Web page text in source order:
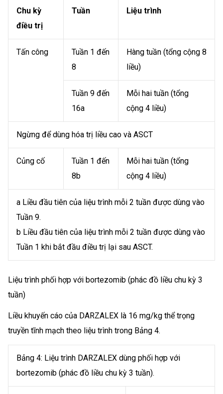
Chu kỳ
điều trị
Tuần Liệu trình
Tấn công
Tuần 1 đến
8
Hàng tuần (tổng cộng 8
liều)
Tuần 9 đến
16a
Mỗi hai tuần (tổng
cộng 4 liều)
Ngừng để dùng hóa trị liều cao và ASCT
Củng cố
Tuần 1 đến
8b
Mỗi hai tuần (tổng
cộng 4 liều)
a Liều đầu tiên của liệu trình mỗi 2 tuần được dùng vào
Tuần 9.
b Liều đầu tiên của liệu trình mỗi 2 tuần được dùng vào
Tuần 1 khi bắt đầu điều trị lại sau ASCT.
Liệu trình phối hợp với bortezomib (phác đồ liều chu kỳ 3
tuần)
Liều khuyến cáo của DARZALEX là 16 mg/kg thể trọng
truyền tĩnh mạch theo liệu trình trong Bảng 4.
Bảng 4: Liệu trình DARZALEX dùng phối hợp với
bortezomib (phác đồ liều chu kỳ 3 tuần).